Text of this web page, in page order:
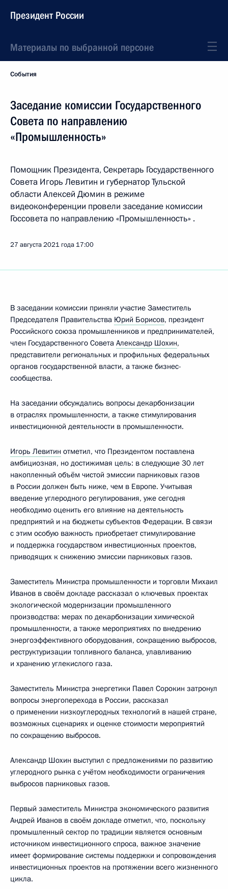
Президент России
Материалы по выбранной персоне
События
Заседание комиссии Государственного
Совета по направлению
«Промышленность»
Помощник Президента, Секретарь Государственного
Совета Игорь Левитин и губернатор Тульской
области Алексей Дюмин в режиме
видеоконференции провели заседание комиссии
Госсовета по направлению «Промышленность» .
27 августа 2021 года 17:00
В заседании комиссии приняли участие Заместитель
Председателя Правительства Юрий Борисов, президент
Российского союза промышленников и предпринимателей,
член Государственного Совета Александр Шохин,
представители региональных и профильных федеральных
органов государственной власти, а также бизнес-
сообщества.
На заседании обсуждались вопросы декарбонизации
в отраслях промышленности, а также стимулирования
инвестиционной деятельности в промышленности.
Игорь Левитин отметил, что Президентом поставлена
амбициозная, но достижимая цель: в следующие 30 лет
накопленный объём чистой эмиссии парниковых газов
в России должен быть ниже, чем в Европе. Учитывая
введение углеродного регулирования, уже сегодня
необходимо оценить его влияние на деятельность
предприятий и на бюджеты субъектов Федерации. В связи
с этим особую важность приобретает стимулирование
и поддержка государством инвестиционных проектов,
приводящих к снижению эмиссии парниковых газов.
Заместитель Министра промышленности и торговли Михаил
Иванов в своём докладе рассказал о ключевых проектах
экологической модернизации промышленного
производства: мерах по декарбонизации химической
промышленности, а также мероприятиях по внедрению
энергоэффективного оборудования, сокращению выбросов,
реструктуризации топливного баланса, улавливанию
и хранению углекислого газа.
Заместитель Министра энергетики Павел Сорокин затронул
вопросы энергоперехода в России, рассказал
о применении низкоуглеродных технологий в нашей стране,
возможных сценариях и оценке стоимости мероприятий
по сокращению выбросов.
Александр Шохин выступил с предложениями по развитию
углеродного рынка с учётом необходимости ограничения
выбросов парниковых газов.
Первый заместитель Министра экономического развития
Андрей Иванов в своём докладе отметил, что, поскольку
промышленный сектор по традиции является основным
источником инвестиционного спроса, важное значение
имеет формирование системы поддержки и сопровождения
инвестиционных проектов на протяжении всего жизненного
цикла.